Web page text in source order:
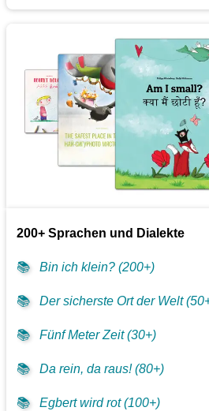
200+ Sprachen und Dialekte
📚 Bin ich klein? (200+)
📚 Der sicherste Ort der Welt
📚 Fünf Meter Zeit (30+)
📚 Da rein, da raus! (80+)
📚 Egbert wird rot (100+)